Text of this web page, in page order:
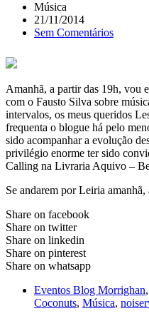
Música
21/11/2014
Sem Comentários
Amanhã, a partir das 19h, vou
com o Fausto Silva sobre
intervalos, os meus queridos
frequenta o blogue há pelo
sido acompanhar a evolução
privilégio enorme ter sido
Calling na Livraria Aquivo –
Se andarem por Leiria amanhã,
Share on facebook
Share on twitter
Share on linkedin
Share on pinterest
Share on whatsapp
Eventos Blog Morrighan,
Coconuts, Música,